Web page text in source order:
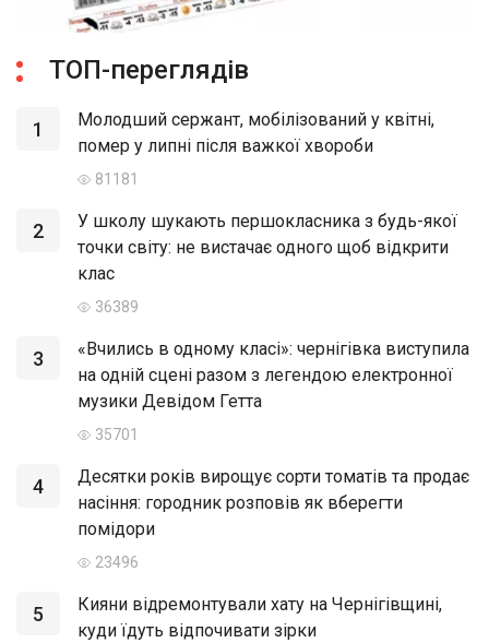
ТОП-переглядів
1
Молодший сержант, мобілізований у квітні,
помер у липні після важкої хвороби
81181
2
У школу шукають першокласника з будь-якої
точки світу: не вистачає одного щоб відкрити
клас
36389
3
«Вчились в одному класі»: чернігівка виступила
на одній сцені разом з легендою електронної
музики Девідом Гетта
35701
4
Десятки років вирощує сорти томатів та продає
насіння: городник розповів як вберегти
помідори
23496
5
Кияни відремонтували хату на Чернігівщині,
куди їдуть відпочивати зірки